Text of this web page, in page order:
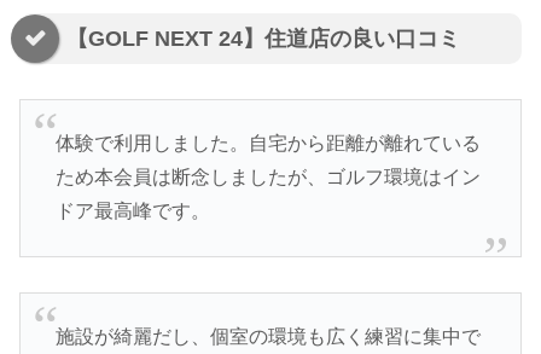
【GOLF NEXT 24】住道店の良い口コミ
体験で利用しました。自宅から距離が離れている
ため本会員は断念しましたが、ゴルフ環境はイン
ドア最高峰です。
施設が綺麗だし、個室の環境も広く練習に集中で